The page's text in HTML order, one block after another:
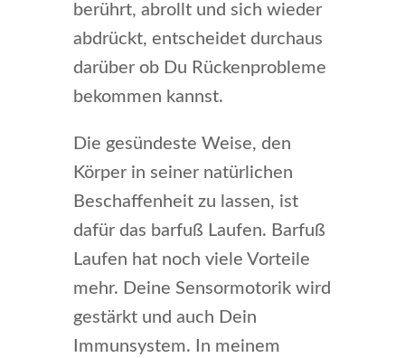
berührt, abrollt und sich wieder
abdrückt, entscheidet durchaus
darüber ob Du Rückenprobleme
bekommen kannst.
Die gesündeste Weise, den
Körper in seiner natürlichen
Beschaffenheit zu lassen, ist
dafür das barfuß Laufen. Barfuß
Laufen hat noch viele Vorteile
mehr. Deine Sensormotorik wird
gestärkt und auch Dein
Immunsystem. In meinem